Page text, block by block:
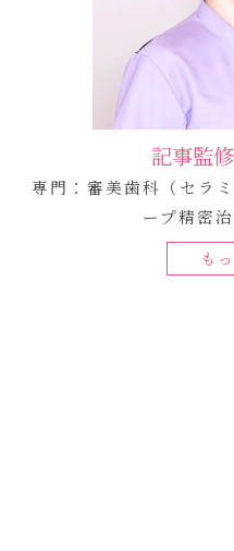
記事監
専門：審美歯科（セラ
ープ精密
も